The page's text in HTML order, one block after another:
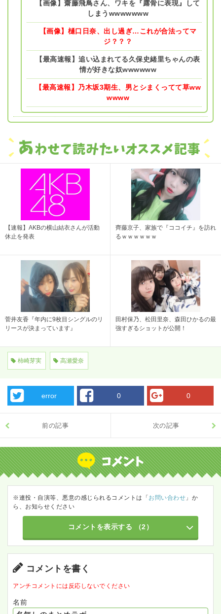
【画像】齋藤飛鳥さん、ワキを『露骨に表現』して
しまうwwwwwww
【画像】樋口日奈、出し過ぎ…これが合法ってマ
ジ？？？
【最高速報】追い込まれてる久保史緒里ちゃんの表
情が好きな奴wwwwww
【最高速報】乃木坂3期生、男とシまくってて草ww
wwww
【速報】AKBの横山結衣さんが活動
休止を発表
齊藤京子、家族で『ココイチ』を訪れ
るｗｗｗｗｗｗ
菅井友香『年内に9枚目シングルのリ
リースが決まっています』
田村保乃、松田里奈、森田ひかるの最
強すぎるショットが公開！
柿崎芽実 高瀬愛奈
error 0 0
前の記事 次の記事
※連投・自演等、悪意の感じられるコメントは「 お問い合わせ 」か
ら、お知らせください
コメントを表示する （2）
コメントを書く
アンチコメントには反応しないでください
名前